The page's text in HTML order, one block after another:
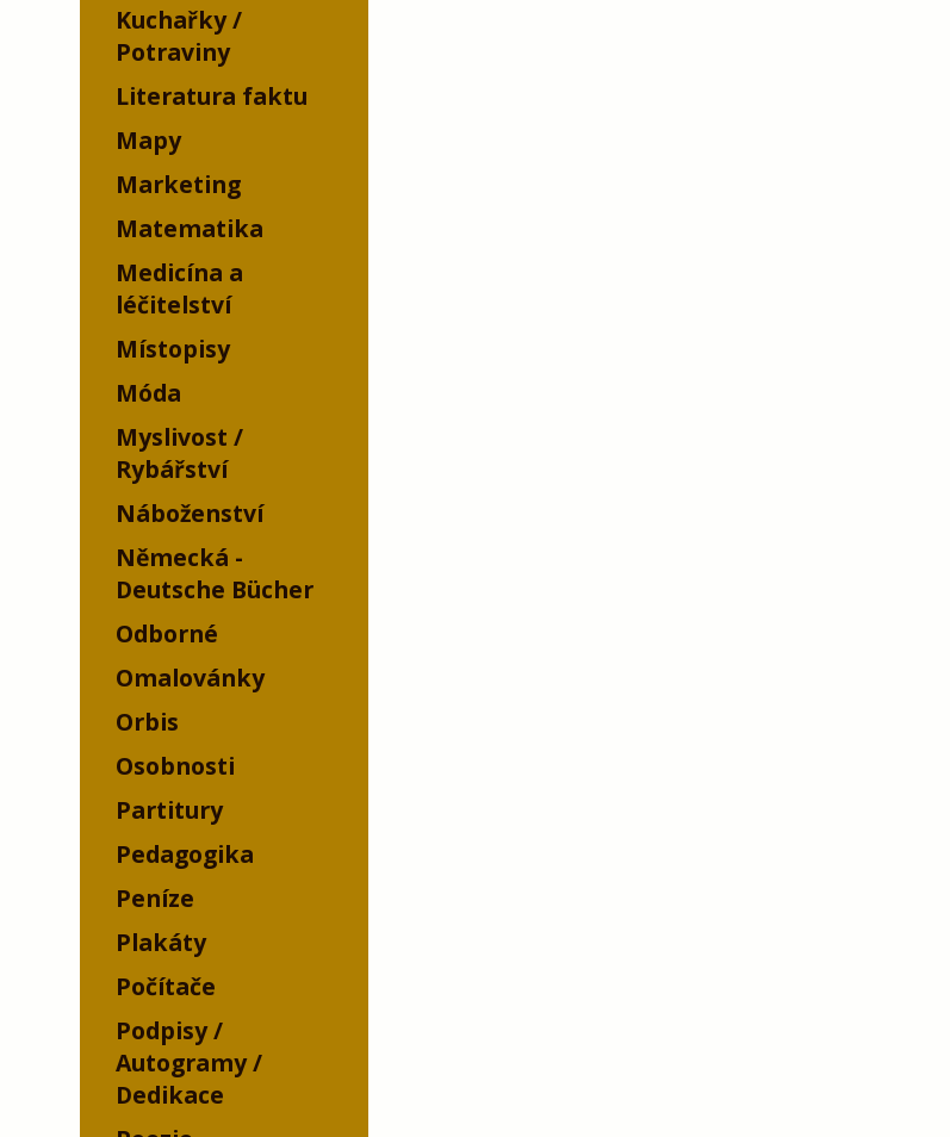
Kuchařky /
Potraviny
Literatura faktu
Mapy
Marketing
Matematika
Medicína a
léčitelství
Místopisy
Móda
Myslivost /
Rybářství
Náboženství
Německá -
Deutsche Bücher
Odborné
Omalovánky
Orbis
Osobnosti
Partitury
Pedagogika
Peníze
Plakáty
Počítače
Podpisy /
Autogramy /
Dedikace